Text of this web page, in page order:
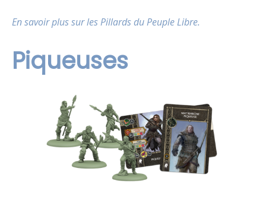
En savoir plus sur les Pillards du Peuple Libre.
Piqueuses